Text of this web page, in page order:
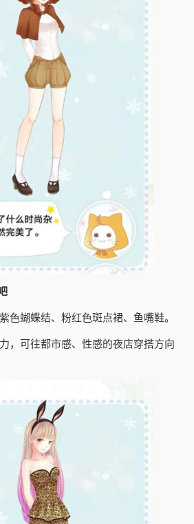
色蝴蝶结、粉红色斑点裙、鱼嘴鞋。
，可往都市感、性感的夜店穿搭方向